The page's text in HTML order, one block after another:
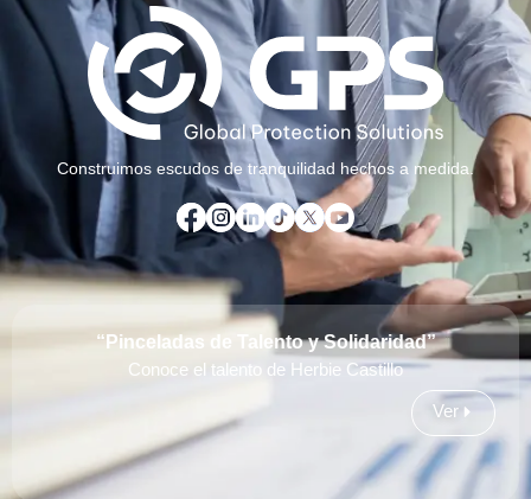
Construimos escudos de tranquilidad hechos a medida.
“Pinceladas de Talento y Solidaridad”
Conoce el talento de Herbie Castillo
Ver